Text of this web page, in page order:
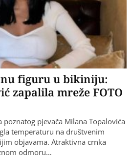
figuru u bikiniju:
zapalila mreže FOTO
poznatog pjevača Milana Topalovića
temperaturu na društvenim
objavama. Atraktivna crnka
odmoru…